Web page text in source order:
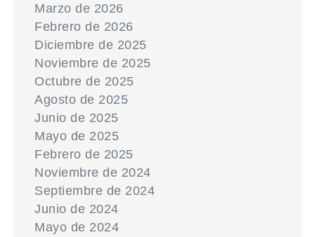
Marzo de 2026
Febrero de 2026
Diciembre de 2025
Noviembre de 2025
Octubre de 2025
Agosto de 2025
Junio de 2025
Mayo de 2025
Febrero de 2025
Noviembre de 2024
Septiembre de 2024
Junio de 2024
Mayo de 2024